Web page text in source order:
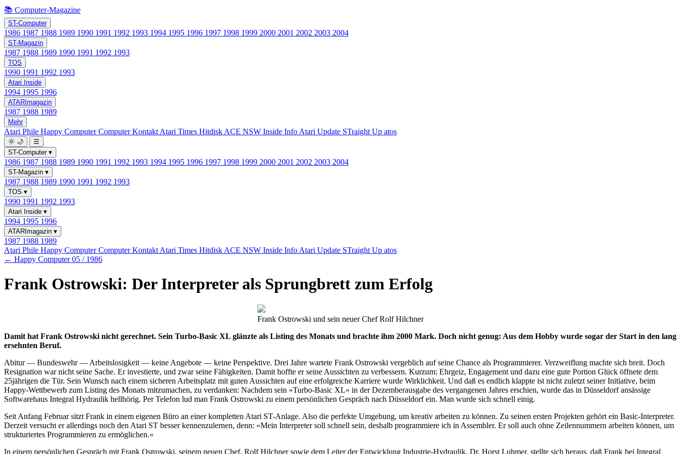
📚 Computer-Magazine
ST-Computer
1986 1987 1988 1989 1990 1991 1992 1993 1994 1995 1996 1997 1998 1999 2000 2001 2002 2003 2004
ST-Magazin
1987 1988 1989 1990 1991 1992 1993
TOS
1990 1991 1992 1993
Atari Inside
1994 1995 1996
ATARImagazin
1987 1988 1989
Mehr
Atari Phile Happy ComputerComputer Kontakt Atari Times Hitdisk ACE NSW Inside Info Atari Update STraight Up atos
🌞 🌙
☰
ST-Computer ▾
1986 1987 1988 1989 1990 1991 1992 1993 1994 1995 1996 1997 1998 1999 2000 2001 2002 2003 2004
ST-Magazin ▾
1987 1988 1989 1990 1991 1992 1993
TOS ▾
1990 1991 1992 1993
Atari Inside ▾
1994 1995 1996
ATARImagazin ▾
1987 1988 1989
Atari Phile Happy ComputerComputer Kontakt Atari Times Hitdisk ACE NSW Inside Info Atari Update STraight Up atos
← Happy Computer 05 / 1986
Frank Ostrowski: Der Interpreter als Sprungbrett zum Erfolg
Frank Ostrowski und sein neuer Chef Rolf Hilchner
Damit hat Frank Ostrowski nicht gerechnet. Sein Turbo-Basic XL glänzte als Listing des Monats und brachte ihm 2000 Mark. Doch nicht genug: Aus dem Hobby wurde sogar der Start in den lang
ersehnten Beruf.
Abitur — Bundeswehr — Arbeitslosigkeit — keine Angebote — keine Perspektive. Drei Jahre wartete Frank Ostrowski vergeblich auf seine Chance als Programmierer. Verzweiflung machte sich breit. Doch
Resignation war nicht seine Sache. Er investierte, und zwar seine Fähigkeiten. Damit hoffte er seine Aussichten zu verbessern. Kurzum: Ehrgeiz, Engagement und dazu eine gute Portion Glück öffnete dem
25jährigen die Tür. Sein Wunsch nach einem sicheren Arbeitsplatz mit guten Aussichten auf eine erfolgreiche Karriere wurde Wirklichkeit. Und daß es endlich klappte ist nicht zuletzt seiner Initiative, beim
Happy-Wettbewerb zum Listing des Monats mitzumachen, zu verdanken: Nachdem sein »Turbo-Basic XL« in der Dezemberausgabe des vergangenen Jahres erschien, wurde das in Düsseldorf ansässige
Softwarehaus Integral Hydraulik hellhörig. Per Telefon lud man Frank Ostrowski zu einem persönlichen Gespräch nach Düsseldorf ein. Man wurde sich schnell einig.
Seit Anfang Februar sitzt Frank in einem eigenen Büro an einer kompletten Atari ST-Anlage. Also die perfekte Umgebung, um kreativ arbeiten zu können. Zu seinen ersten Projekten gehört ein Basic-Interpreter.
Derzeit versucht er allerdings noch den Atari ST besser kennenzulernen, denn: »Mein Interpreter soll schnell sein, deshalb programmiere ich in Assembler. Er soll auch ohne Zeilennummern arbeiten können, um
strukturiertes Programmieren zu ermöglichen.«
In einem persönlichen Gespräch mit Frank Ostrowski, seinem neuen Chef, Rolf Hilchner sowie dem Leiter der Entwicklung Industrie-Hydraulik, Dr. Horst Luhmer, stellte sich heraus, daß Frank bei Integral